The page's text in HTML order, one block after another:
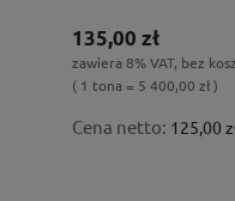
135,00 zł
zawiera 8% VAT, bez
( 1 tona = 5 400,00 zł )
Cena netto: 125,00